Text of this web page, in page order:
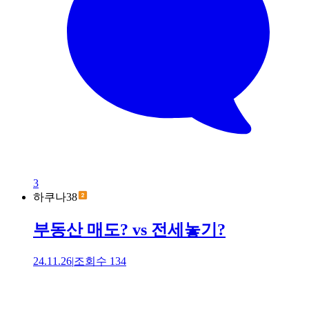
3
하쿠나38
부동산 매도? vs 전세놓기?
24.11.26|조회수 134